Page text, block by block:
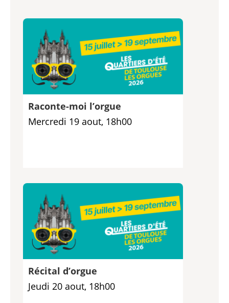
Raconte-moi l’orgue
Mercredi 19 aout, 18h00
Récital d’orgue
Jeudi 20 aout, 18h00